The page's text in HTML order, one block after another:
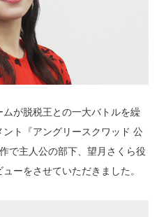
が脱税王との一大バトルを繰
ト『アングリースクワッド 公
で主人公の部下、望月さくら役
ーをさせていただきました。